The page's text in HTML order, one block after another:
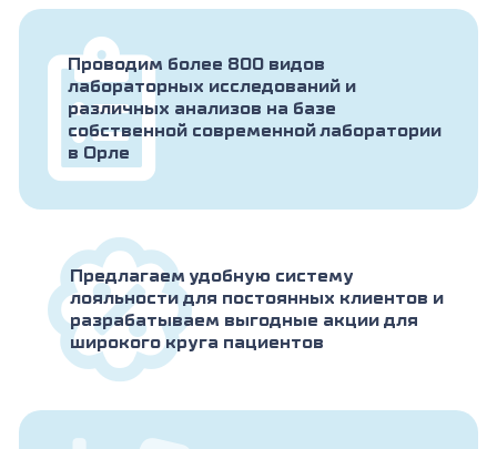
Проводим более 800 видов
лабораторных исследований и
различных анализов на базе
собственной современной лаборатории
в Орле
Предлагаем удобную систему
лояльности для постоянных клиентов и
разрабатываем выгодные акции для
широкого круга пациентов